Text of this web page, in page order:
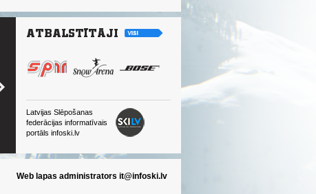
Latvijas Slēpošanas
federācijas informatīvais
portāls infoski.lv
Web lapas administrators it@infoski.lv